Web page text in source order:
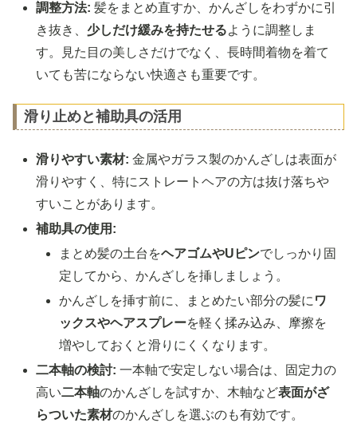
調整方法: 髪をまとめ直すか、かんざしをわずかに引
き抜き、 少しだけ緩みを持たせるように調整しま
す。見た目の美しさだけでなく、長時間着物を着て
いても苦にならない快適さも重要です。
滑り止めと補助具の活用
滑りやすい素材: 金属やガラス製のかんざしは表面が
滑りやすく、特にストレートヘアの方は抜け落ちや
すいことがあります。
補助具の使用:
まとめ髪の土台をヘアゴムやUピンでしっかり固
定してから、かんざしを挿しましょう。
かんざしを挿す前に、まとめたい部分の髪に ワ
ックスやヘアスプレーを軽く揉み込み、摩擦を
増やしておくと滑りにくくなります。
二本軸の検討: 一本軸で安定しない場合は、固定力の
高い二本軸のかんざしを試すか、木軸など表面がざ
らついた素材のかんざしを選ぶのも有効です。